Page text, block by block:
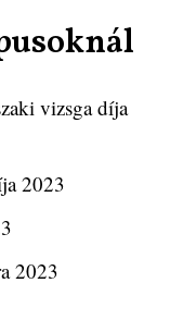
vizsga díja
2023
2023